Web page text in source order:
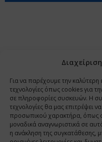
Για να παρέχουμε την
τεχνολογίες όπως cookies για
σε πληροφορίες συσκευών. Η
τεχνολογίες θα μας επιτρέψει
προσωπικού χαρακτήρα, όπως
μοναδικά αναγνωριστικά σε
η ανάκληση της συγκατάθεσης,
Copyright 2009 -
www.PharmaManage.gr •
•
PharmaManage.gr